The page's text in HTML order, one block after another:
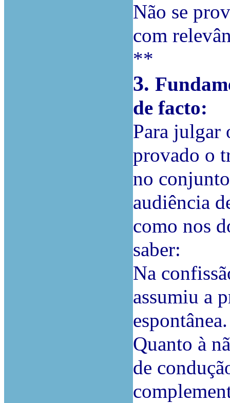
Não se
com
**
3.
de facto:
Para julgar
provado o
no
audiência
como nos
saber:
Na
assumiu a
espontânea.
Quanto à
de